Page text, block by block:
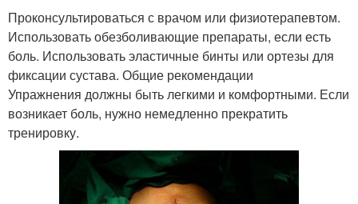
Проконсультироваться с врачом или физиотерапевтом.
Использовать обезболивающие препараты, если есть
боль. Использовать эластичные бинты или ортезы для
фиксации сустава. Общие рекомендации
Упражнения должны быть легкими и комфортными. Если
возникает боль, нужно немедленно прекратить
тренировку.